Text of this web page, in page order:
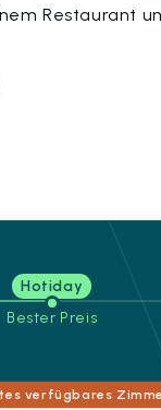
Restaurant
Hotiday
Bester Preis
verfügbares